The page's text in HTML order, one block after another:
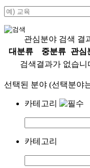
관심분야 검색 결
대분류
중분류
관심
검색결과가 없습니
선택된 분야 (선택분야
카테고리
카테고리